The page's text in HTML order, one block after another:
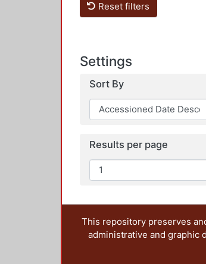
Reset filters
Settings
Sort By
Results per page
This repository preserves
administrative and graphic